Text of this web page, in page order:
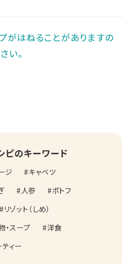
はねることがありますの
い。
ピのキーワード
ジ
キャベツ
人参
ポトフ
リゾット（しめ）
・スープ
洋食
ィー